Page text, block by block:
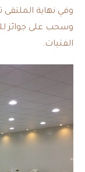
وفي نهاية
الفتيات.